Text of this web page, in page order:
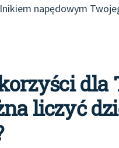
napędowym
liczyć